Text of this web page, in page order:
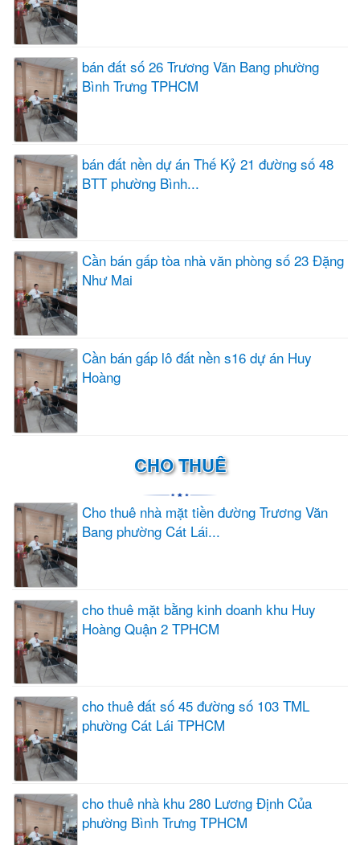
bán đất số 26 Trương Văn Bang phường
Bình Trưng TPHCM
bán đất nền dự án Thế Kỷ 21 đường số 48
BTT phường Bình...
Cần bán gấp tòa nhà văn phòng số 23 Đặng
Như Mai
Cần bán gấp lô đất nền s16 dự án Huy
Hoàng
CHO THUÊ
Cho thuê nhà mặt tiền đường Trương Văn
Bang phường Cát Lái...
cho thuê mặt bằng kinh doanh khu Huy
Hoàng Quận 2 TPHCM
cho thuê đất số 45 đường số 103 TML
phường Cát Lái TPHCM
cho thuê nhà khu 280 Lương Định Của
phường Bình Trưng TPHCM